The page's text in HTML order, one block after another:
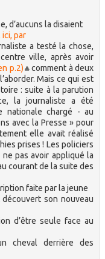
d’aucuns la disaient
ici, par
a testé la chose,
ville, après avoir
p.2)
comment à deux
Mais ce qui est
: suite à la parution
la journaliste a été
nationale chargé - au
avec la Presse » pour
elle avait réalisé
prises ! Les policiers
pas avoir appliqué la
courant de la suite des
faite par la jeune
son nouveau
d’être seule face au
cheval derrière des